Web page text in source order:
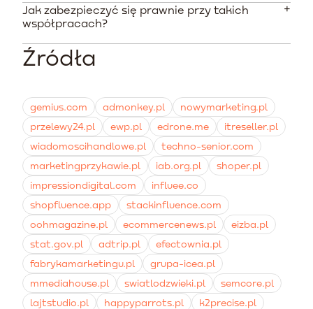
wiarygodność i lepsze zaangażowanie w social
mediach.
profesjonalnych freelancerów wynoszą od 450 PLN do
ponad 1000 PLN za wideo z pełnymi prawami do użytku
Zdecydowanie tak. Format przed i po oraz
Pozwalają one zwizualizować skomplikowany montaż i
udowadniają trwałość droższych produktów lepiej niż
Jak zabezpieczyć się prawnie przy takich
współpracach?
Konieczne jest podpisanie umowy przenoszącej
oświadczenie twórcy zezwalające na wykorzystanie
jego wizerunku w kampaniach reklamowych sklepu.
Źródła
gemius.com admonkey.pl
nowymarketing.pl
przelewy24.pl
ewp.pl edrone.me
itreseller.pl
wiadomoscihandlowe.pl
techno-senior.com
marketingprzykawie.pl
iab.org.pl
shoper.pl
impressiondigital.com
influee.co
shopfluence.app
stackinfluence.com
oohmagazine.pl
ecommercenews.pl
eizba.pl
stat.gov.pl
adtrip.pl
efectownia.pl
fabrykamarketingu.pl
grupa-icea.pl
mmediahouse.pl
swiatlodzwieki.pl
semcore.pl
lajtstudio.pl
happyparrots.pl
k2precise.pl